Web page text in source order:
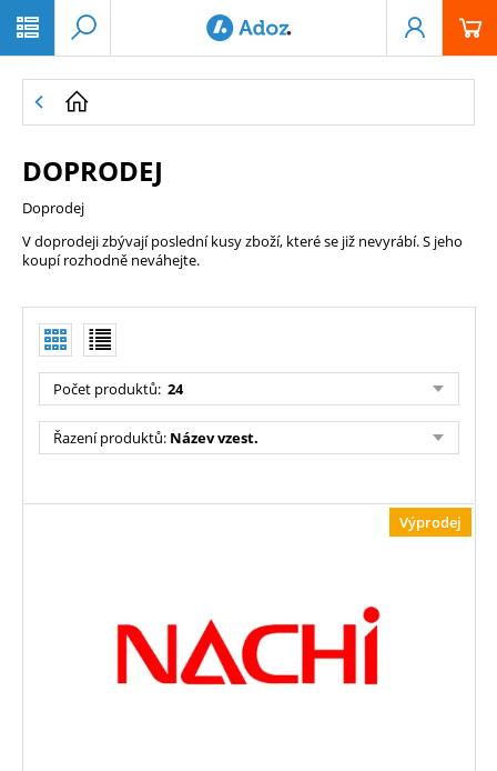
DOPRODEJ
Doprodej
V doprodeji zbývají poslední kusy zboží, které se již nevyrábí. S jeho
koupí rozhodně neváhejte.
Počet produktů: 24
Řazení produktů: Název vzest.
Výprodej